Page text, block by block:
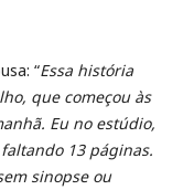
“Essa história
que começou às
Eu no estúdio,
13 páginas.
sinopse ou